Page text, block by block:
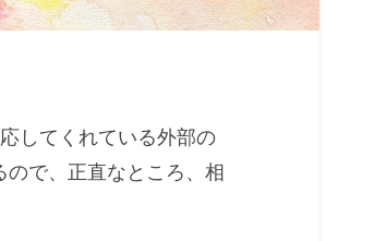
してくれている外部の
で、正直なところ、相